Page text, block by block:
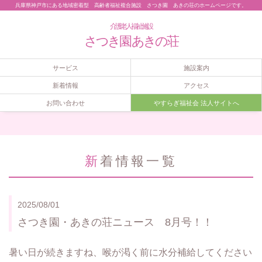
兵庫県神戸市にある地域密着型 高齢者福祉複合施設 さつき園 あきの荘のホームページです。
介護老人福祉施設
さつき園 あきの荘
サービス 施設案内
新着情報 アクセス
お問い合わせ やすらぎ福祉会 法人サイトへ
新着情報一覧
2025/08/01
さつき園・あきの荘ニュース 8月号！！
暑い日が続きますね、喉が渇く前に水分補給してください